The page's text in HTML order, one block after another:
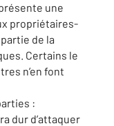
une
propriétaires-
de la
Certains le
n’en font
:
dur d’attaquer